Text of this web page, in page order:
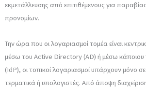
εκμετάλλευσης από επιτιθέμενους για
προνομίων.
Την ώρα που οι λογαριασμοί τομέα είναι
μέσω του Active Directory (AD) ή μέσω
(IdP), οι τοπικοί λογαριασμοί υπάρχουν μόνο
τερματικά ή υπολογιστές. Από άποψη